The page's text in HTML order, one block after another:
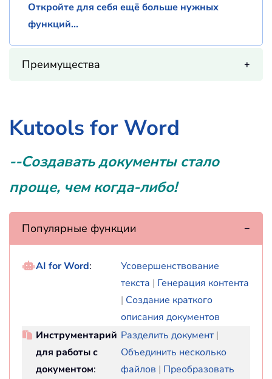
Откройте для себя ещё больше нужных
функций...
Преимущества
Kutools for Word
--Создавать документы стало
проще, чем когда-либо!
Популярные функции
AI for Word:
Усовершенствование
текста | Генерация контента
| Создание краткого
описания документов
Инструментарий
для работы с
документом:
Разделить документ |
Объединить несколько
файлов | Преобразовать